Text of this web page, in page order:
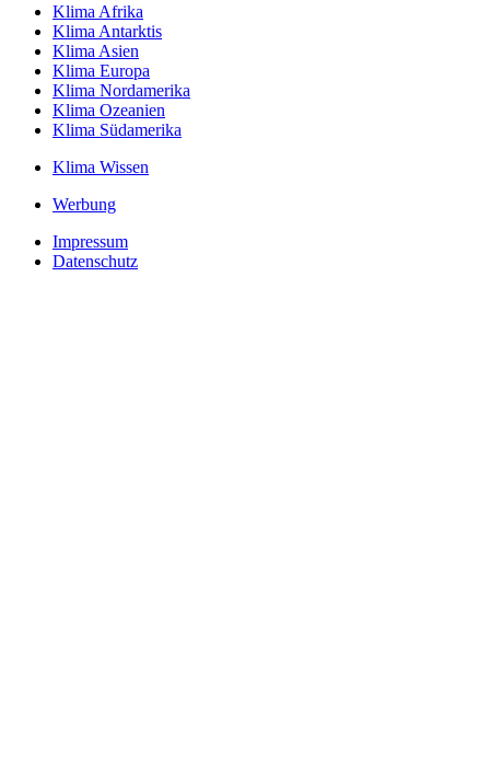
Klima Afrika
Klima Antarktis
Klima Asien
Klima Europa
Klima Nordamerika
Klima Ozeanien
Klima Südamerika
Klima Wissen
Werbung
Impressum
Datenschutz